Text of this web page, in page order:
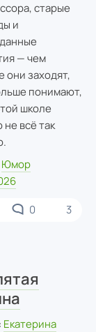
старые
и
— чем
они заходят,
понимают,
школе
не всё так
Юмор
0 3
Екатерина